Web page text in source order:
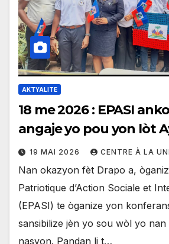
AKTYALITE
18 me 2026 : EPASI
angaje yo pou yon lòt
19 MAI 2026 CENTRE À LA
Nan okazyon fèt Drapo a,
Patriotique d’Action Sociale et
(EPASI) te òganize yon
sansibilize jèn yo sou wòl yo
nasyon. Pandan li t…